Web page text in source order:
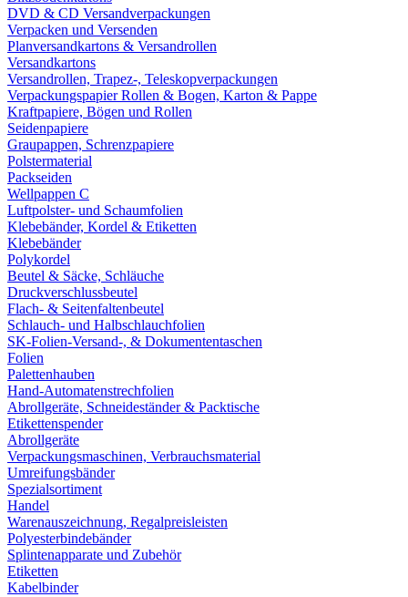
DVD & CD Versandverpackungen
Verpacken und Versenden
Planversandkartons & Versandrollen
Versandkartons
Versandrollen, Trapez-, Teleskopverpackungen
Verpackungspapier Rollen & Bogen, Karton & Pappe
Kraftpapiere, Bögen und Rollen
Seidenpapiere
Graupappen, Schrenzpapiere
Polstermaterial
Packseiden
Wellpappen C
Luftpolster- und Schaumfolien
Klebebänder, Kordel & Etiketten
Klebebänder
Polykordel
Beutel & Säcke, Schläuche
Druckverschlussbeutel
Flach- & Seitenfaltenbeutel
Schlauch- und Halbschlauchfolien
SK-Folien-Versand-, & Dokumententaschen
Folien
Palettenhauben
Hand-Automatenstrechfolien
Abrollgeräte, Schneideständer & Packtische
Etikettenspender
Abrollgeräte
Verpackungsmaschinen, Verbrauchsmaterial
Umreifungsbänder
Spezialsortiment
Handel
Warenauszeichnung, Regalpreisleisten
Polyesterbindebänder
Splintenapparate und Zubehör
Etiketten
Kabelbinder